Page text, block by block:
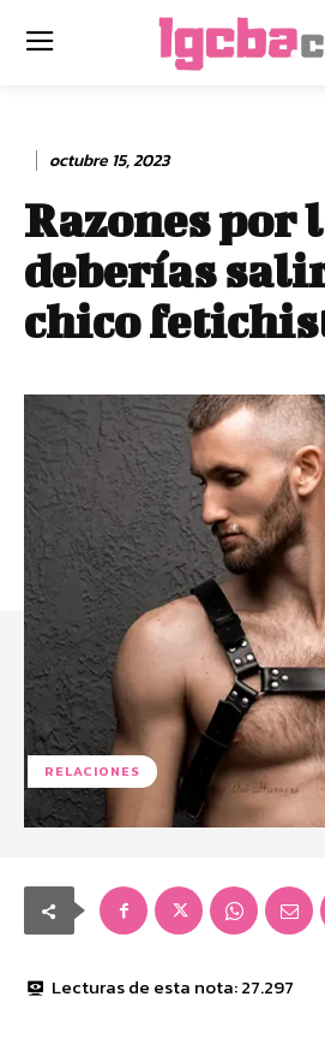
octubre 15, 2023
Razones por
deberías
chico
RELACIONES
Lecturas de esta nota:27.297